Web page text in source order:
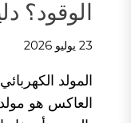
الوقود؟
23 يوليو 2026
المولد
العاكس هو